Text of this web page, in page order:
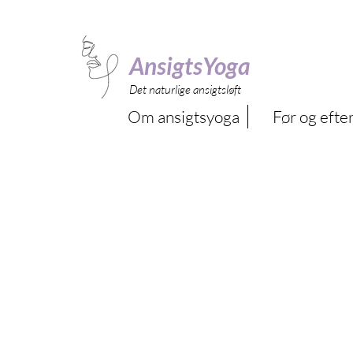
AnsigtsYoga
Det naturlige ansigtsløft
Om ansigtsyoga Før og